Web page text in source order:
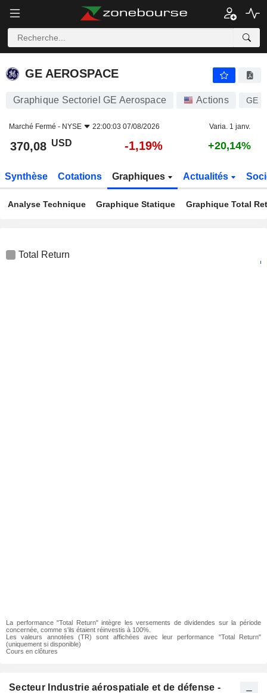
GE AEROSPACE
GE AEROSPACE
Graphique Sectoriel GE Aerospace Actions GE
Marché Fermé - NYSE 22:00:03 07/08/2026 Varia. 1 janv.
370,08 USD -1,19% +20,14%
Synthèse Cotations Graphiques Actualités
Analyse Technique Graphique Statique Graphique Total
Total Return
La performance "Total Return" intègre les versements de dividendes sur la période
concernée, comme s'ils étaient réinvestis à 100%.
Les valeurs annotées (TR) sont affichées avec leur performance "Total Return"
(uniquement si disponible)
Cours en clôtures
Secteur Industrie aérospatiale et de défense -